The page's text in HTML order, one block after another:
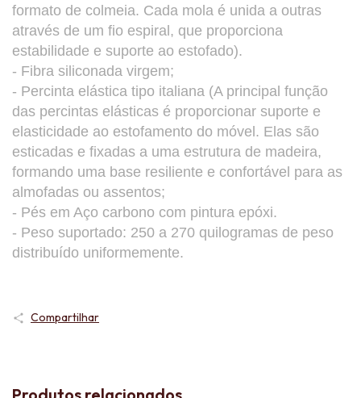
formato de colmeia. Cada mola é unida a outras
através de um fio espiral, que proporciona
estabilidade e suporte ao estofado).
- Fibra siliconada virgem;
- Percinta elástica tipo italiana (A principal função
das percintas elásticas é proporcionar suporte e
elasticidade ao estofamento do móvel. Elas são
esticadas e fixadas a uma estrutura de madeira,
formando uma base resiliente e confortável para as
almofadas ou assentos;
- Pés em Aço carbono com pintura epóxi.
- Peso suportado: 250 a 270 quilogramas de peso
distribuído uniformemente.
Compartilhar